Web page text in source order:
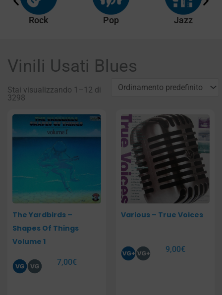
Rock Pop Jazz
Vinili Usati Blues
Stai visualizzando 1–12 di
3298
The Yardbirds –
Shapes Of Things
Volume 1
7,00€
Various – True Voices
9,00€
PaginaPaginaPagina Pagina